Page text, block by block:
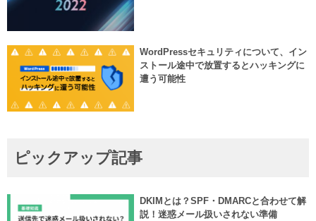
WordPressセキュリティについて、イン
ストール途中で放置するとハッキングに
遭う可能性
ピックアップ記事
DKIMとは？SPF・DMARCと合わせて解
説！迷惑メール扱いされない準備